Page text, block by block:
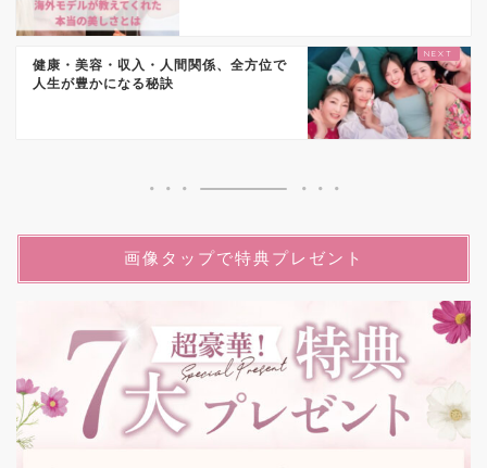
健康・美容・収入・人間関係、全方位で
人生が豊かになる秘訣
画像タップで特典プレゼント